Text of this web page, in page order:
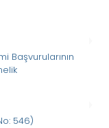
Başvurularının
546)